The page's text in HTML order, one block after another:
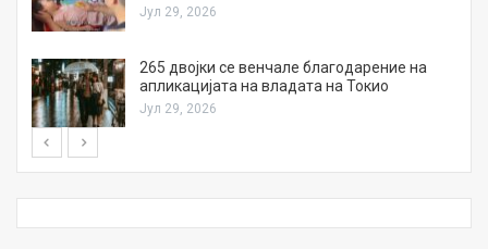
Јул 29, 2026
265 двојки се венчале благодарение на
апликацијата на владата на Токио
Јул 29, 2026